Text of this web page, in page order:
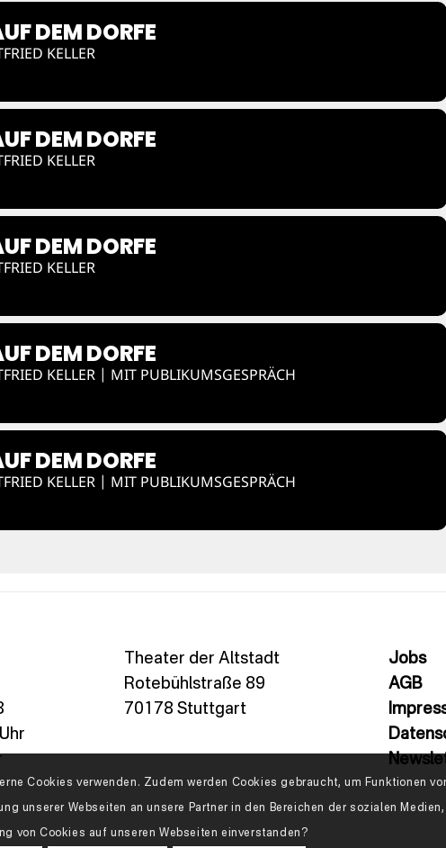
DEM DORFE
KELLER
DEM DORFE
KELLER
DEM DORFE
KELLER
DEM DORFE
KELLER | MIT PUBLIKUMSGESPRÄCH
DEM DORFE
KELLER | MIT PUBLIKUMSGESPRÄCH
Theater der Altstadt
Rotebühlstraße 89
70178 Stuttgart
Jobs
AGB
Cookies verwenden. Zudem werden Cookies gebraucht, um Funktionen
unserer Webseiten an unsere Partner in den Bereichen der sozialen
von Cookies auf unseren Webseiten einverstanden?